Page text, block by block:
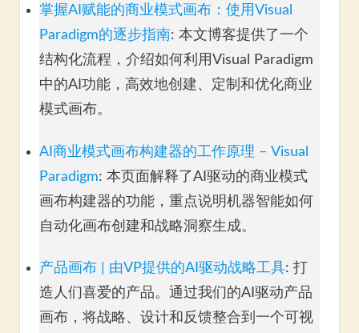
掌握AI赋能的商业模式画布：使用Visual
Paradigm的逐步指南: 本文博客提供了一个
结构化流程，介绍如何利用Visual Paradigm
中的AI功能，高效地创建、定制和优化商业
模式画布。
AI商业模式画布构建器的工作原理 – Visual
Paradigm: 本页面解释了AI驱动的商业模式
画布构建器的功能，重点说明机器智能如何
自动化画布创建和战略洞察生成。
产品画布 | 由VP提供的AI驱动战略工具: 打
造人们喜爱的产品。通过我们的AI驱动产品
画布，将战略、设计和反馈整合到一个可视